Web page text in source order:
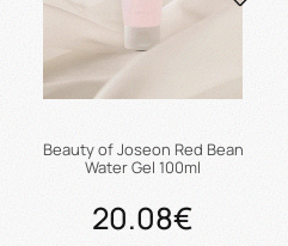
Beauty of Joseon Red Bean
Water Gel 100ml
20.08€